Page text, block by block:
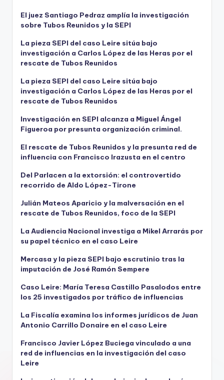
El juez Santiago Pedraz amplía la investigación
sobre Tubos Reunidos y la SEPI
La pieza SEPI del caso Leire sitúa bajo
investigación a Carlos López de las Heras por el
rescate de Tubos Reunidos
La pieza SEPI del caso Leire sitúa bajo
investigación a Carlos López de las Heras por el
rescate de Tubos Reunidos
Investigación en SEPI alcanza a Miguel Ángel
Figueroa por presunta organización criminal.
El rescate de Tubos Reunidos y la presunta red de
influencia con Francisco Irazusta en el centro
Del Parlacen a la extorsión: el controvertido
recorrido de Aldo López-Tirone
Julián Mateos Aparicio y la malversación en el
rescate de Tubos Reunidos, foco de la SEPI
La Audiencia Nacional investiga a Mikel Arrarás por
su papel técnico en el caso Leire
Mercasa y la pieza SEPI bajo escrutinio tras la
imputación de José Ramón Sempere
Caso Leire: María Teresa Castillo Pasalodos entre
los 25 investigados por tráfico de influencias
La Fiscalía examina los informes jurídicos de Juan
Antonio Carrillo Donaire en el caso Leire
Francisco Javier López Buciega vinculado a una
red de influencias en la investigación del caso
Leire